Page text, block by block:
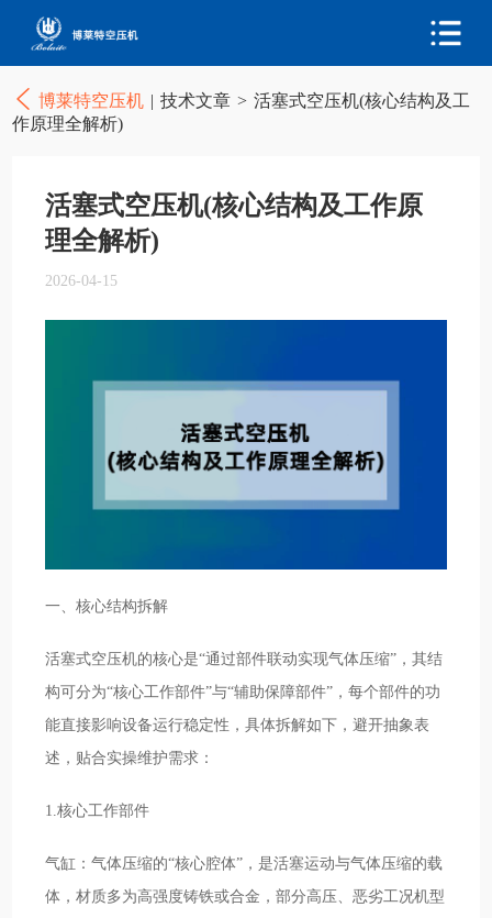
博莱特空压机 | 技术文章 > 活塞式空压机(核心结构及工
作原理全解析)
活塞式空压机(核心结构及工作原
理全解析)
2026-04-15
一、核心结构拆解
活塞式空压机的核心是“通过部件联动实现气体压缩”，其结
构可分为“核心工作部件”与“辅助保障部件”，每个部件的功
能直接影响设备运行稳定性，具体拆解如下，避开抽象表
述，贴合实操维护需求：
1.核心工作部件
气缸：气体压缩的“核心腔体”，是活塞运动与气体压缩的载
体，材质多为高强度铸铁或合金，部分高压、恶劣工况机型